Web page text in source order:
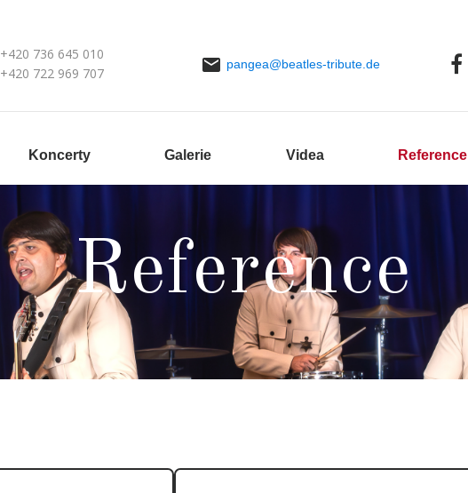
+420 736 645 010
+420 722 969 707
pangea@beatles-tribute.de
Koncerty Galerie Videa Reference
Reference